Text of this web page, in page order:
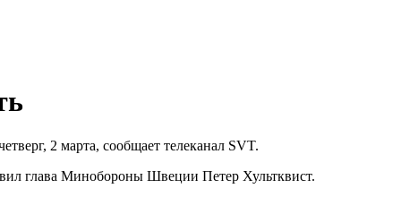
2 марта, сообщает телеканал SVT.
глава Минобороны Швеции Петер Хультквист.